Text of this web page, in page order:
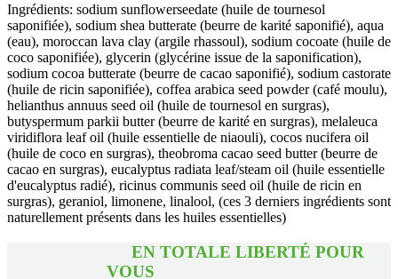
Ingrédients: sodium sunflowerseedate (huile de tournesol
saponifiée), sodium shea butterate (beurre de karité saponifié), aqua
(eau), moroccan lava clay (argile rhassoul), sodium cocoate (huile de
coco saponifiée), glycerin (glycérine issue de la saponification),
sodium cocoa butterate (beurre de cacao saponifié), sodium castorate
(huile de ricin saponifiée), coffea arabica seed powder (café moulu),
helianthus annuus seed oil (huile de tournesol en surgras),
butyspermum parkii butter (beurre de karité en surgras), melaleuca
viridiflora leaf oil (huile essentielle de niaouli), cocos nucifera oil
(huile de coco en surgras), theobroma cacao seed butter (beurre de
cacao en surgras), eucalyptus radiata leaf/steam oil (huile essentielle
d'eucalyptus radié), ricinus communis seed oil (huile de ricin en
surgras), geraniol, limonene, linalool, (ces 3 derniers ingrédients sont
naturellement présents dans les huiles essentielles)
EN TOTALE LIBERTÉ POUR
VOUS